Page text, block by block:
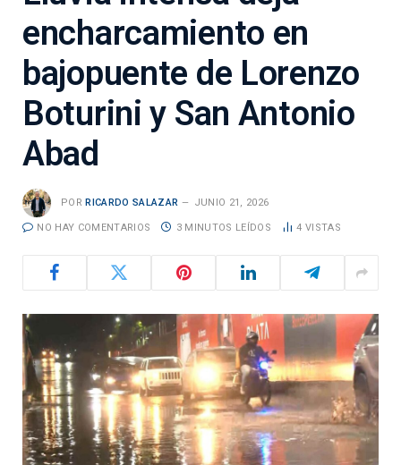
encharcamiento en
bajopuente de Lorenzo
Boturini y San Antonio
Abad
POR RICARDO SALAZAR JUNIO 21, 2026
NO HAY COMENTARIOS 3 MINUTOS LEÍDOS 4 VISTAS